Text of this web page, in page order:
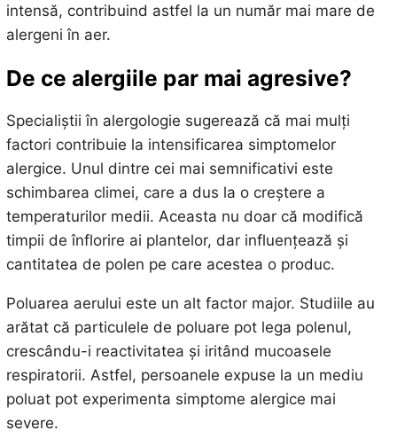
intensă, contribuind astfel la un număr mai mare de
alergeni în aer.
De ce alergiile par mai agresive?
Specialiștii în alergologie sugerează că mai mulți
factori contribuie la intensificarea simptomelor
alergice. Unul dintre cei mai semnificativi este
schimbarea climei, care a dus la o creștere a
temperaturilor medii. Aceasta nu doar că modifică
timpii de înflorire ai plantelor, dar influențează și
cantitatea de polen pe care acestea o produc.
Poluarea aerului este un alt factor major. Studiile au
arătat că particulele de poluare pot lega polenul,
crescându-i reactivitatea și iritând mucoasele
respiratorii. Astfel, persoanele expuse la un mediu
poluat pot experimenta simptome alergice mai
severe.